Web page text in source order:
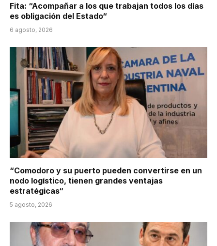
Fita: “Acompañar a los que trabajan todos los días
es obligación del Estado“
6 agosto, 2026
“Comodoro y su puerto pueden convertirse en un
nodo logístico, tienen grandes ventajas
estratégicas“
5 agosto, 2026